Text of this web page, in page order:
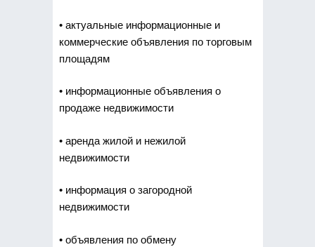
• актуальные информационные и
коммерческие объявления по торговым
площадям
• информационные объявления о
продаже недвижимости
• аренда жилой и нежилой
недвижимости
• информация о загородной
недвижимости
• объявления по обмену